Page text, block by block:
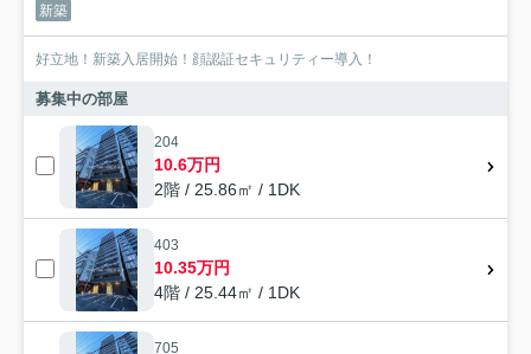
新築
好立地！新築入居開始！顔認証セキュリティー導入！
募集中の部屋
204
10.6万円
2階 / 25.86㎡ / 1DK
403
10.35万円
4階 / 25.44㎡ / 1DK
705